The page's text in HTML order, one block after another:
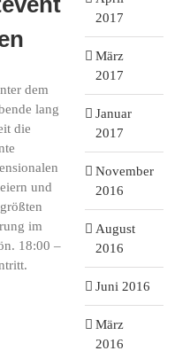
dem
lang
die
und
im
18:00 –
2017
März
2017
Januar
2017
November
2016
August
2016
Juni 2016
März
2016